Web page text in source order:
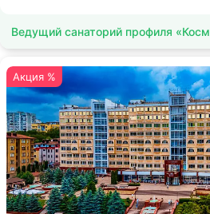
Ведущий санаторий профиля
Акция %